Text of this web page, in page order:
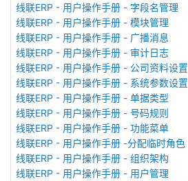
线联ERP - 用户操作手册 - 字段名管理
线联ERP - 用户操作手册 - 模块管理
线联ERP - 用户操作手册 - 广播消息
线联ERP - 用户操作手册 - 审计日志
线联ERP - 用户操作手册 - 公司资料设置
线联ERP - 用户操作手册 - 系统参数设置
线联ERP - 用户操作手册 - 单据类型
线联ERP - 用户操作手册 - 号码规则
线联ERP - 用户操作手册 - 功能菜单
线联ERP - 用户操作手册 -分配临时角色
线联ERP - 用户操作手册 - 组织架构
线联ERP - 用户操作手册 - 用户管理